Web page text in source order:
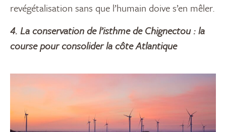
revégétalisation sans que l’humain doive s’en mêler.
4. La conservation de l’isthme de Chignectou : la
course pour consolider la côte Atlantique